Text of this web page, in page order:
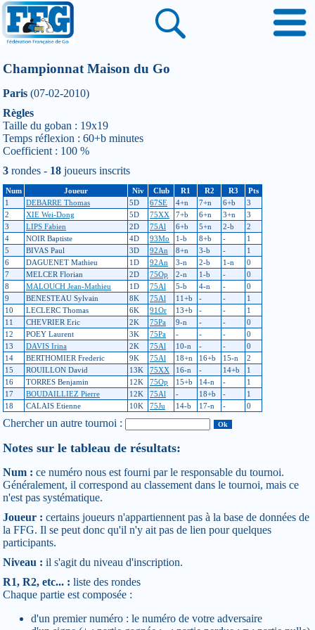
Championnat Maison du Go
Paris (07-02-2010)
Règles
Taille du goban : 19x19
Temps réflexion : 60+b minutes
Coefficient : 100 %
3 rondes - 18 joueurs inscrits
Num Joueur Niv Club R1 R2 R3
Pts
1
DEBARRE Thomas 5D 67SE 4+n 7+n 6+b
3
2
XIE Wei-Dong 5D 75XX 7+b 6+n 3+n
3
3
LIPS Fabien 2D 75Al 6+b 5+n 2-b
2
4
NOIR Baptiste 4D 93Mo 1-b 8+b -
1
5
BIVAS Paul 3D 92An 8+n 3-b -
1
6
DAGUENET Mathieu 1D 92An 3-n 2-b 1-n
0
7
MELCER Florian 2D 75Op 2-n 1-b -
0
8
MALOUCH Jean-Mathieu 1D 75Al 5-b 4-n -
0
9
BENESTEAU Sylvain 8K 75Al 11+b - -
1
10
LECLERC Thomas 6K 91Or 13+b - -
1
11
CHEVRIER Eric 2K 75Pa 9-n - -
0
12
POEY Laurent 3K 75Pa - - -
0
13
DAVIS Irina 2K 75Al 10-n - -
0
14
BERTHOMIER Frederic 9K 75Al 18+n 16+b 15-n
2
15
ROUILLON David 13K 75XX 16-n - 14+b
1
16
TORRES Benjamin 12K 75Op 15+b 14-n -
1
17
BOUDAILLIEZ Pierre 12K 75Al - 18+b -
1
18
CALAIS Etienne 10K 75Ju 14-b 17-n - 0
Chercher un autre tournoi :
Notes sur le tableau de résultats:
Num : ce numéro nous est fourni par le responsable du tournoi.
Généralement, il correspond au classement dans le tournoi, mais ce
n'est pas systématique.
Joueur : certains joueurs n'appartiennent pas à la base de données de
la FFG. Il se peut donc qu'il n'y ait pas de lien pour quelques
participants.
Niveau : il s'agit du niveau d'inscription.
R1, R2, etc... : liste des rondes
Chaque partie est composée :
d'un premier numéro : le numéro de votre adversaire